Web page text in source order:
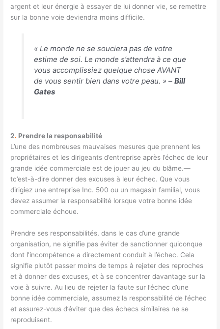
argent et leur énergie à essayer de lui donner vie, se remettre
sur la bonne voie deviendra moins difficile.
« Le monde ne se souciera pas de votre
estime de soi. Le monde s’attendra à ce que
vous accomplissiez quelque chose AVANT
de vous sentir bien dans votre peau. » – Bill
Gates
2. Prendre la responsabilité
L’une des nombreuses mauvaises mesures que prennent les
propriétaires et les dirigeants d’entreprise après l’échec de leur
grande idée commerciale est de jouer au jeu du blâme.—
tc’est-à-dire donner des excuses à leur échec. Que vous
dirigiez une entreprise Inc. 500 ou un magasin familial, vous
devez assumer la responsabilité lorsque votre bonne idée
commerciale échoue.
Prendre ses responsabilités, dans le cas d’une grande
organisation, ne signifie pas éviter de sanctionner quiconque
dont l’incompétence a directement conduit à l’échec. Cela
signifie plutôt passer moins de temps à rejeter des reproches
et à donner des excuses, et à se concentrer davantage sur la
voie à suivre. Au lieu de rejeter la faute sur l’échec d’une
bonne idée commerciale, assumez la responsabilité de l’échec
et assurez-vous d’éviter que des échecs similaires ne se
reproduisent.